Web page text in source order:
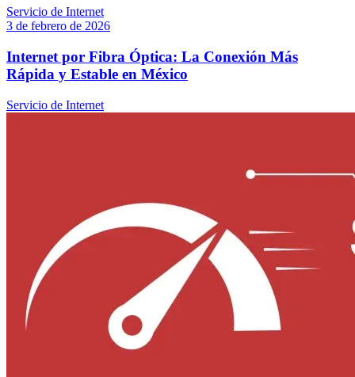
Servicio de Internet
3 de febrero de 2026
Internet por Fibra Óptica: La Conexión Más
Rápida y Estable en México
Servicio de Internet